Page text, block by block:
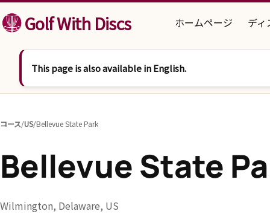
コンテンツへスキップ
Golf With Discs ホームページ デ
This page is also available in English.
コース/US/Bellevue State Park
Bellevue State
Wilmington, Delaware, US